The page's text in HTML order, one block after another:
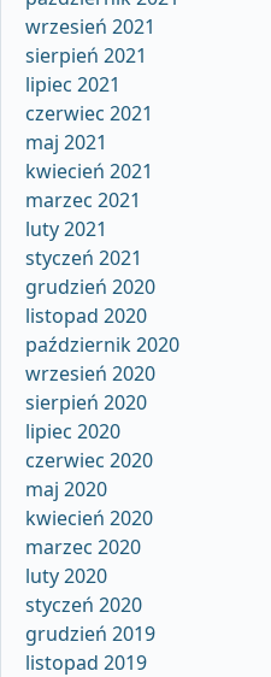
wrzesień 2021
sierpień 2021
lipiec 2021
czerwiec 2021
maj 2021
kwiecień 2021
marzec 2021
luty 2021
styczeń 2021
grudzień 2020
listopad 2020
październik 2020
wrzesień 2020
sierpień 2020
lipiec 2020
czerwiec 2020
maj 2020
kwiecień 2020
marzec 2020
luty 2020
styczeń 2020
grudzień 2019
listopad 2019